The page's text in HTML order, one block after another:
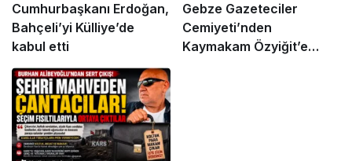
Cumhurbaşkanı Erdoğan,
Bahçeli’yi Külliye’de
kabul etti
Gebze Gazeteciler
Cemiyeti’nden
Kaymakam Özyiğit’e